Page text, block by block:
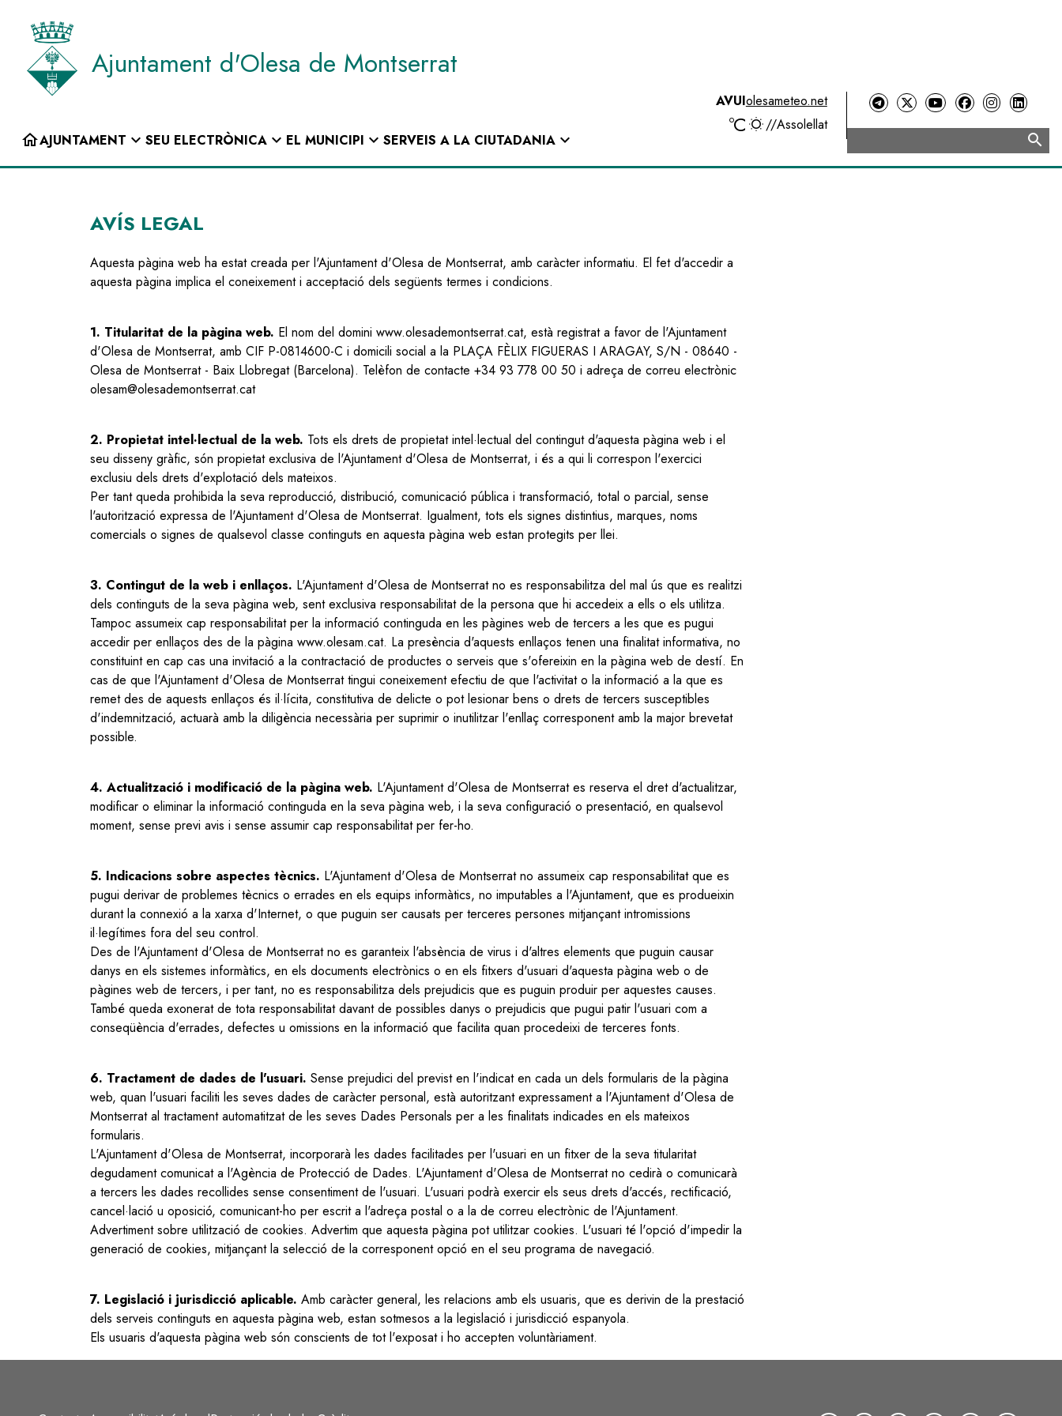
contingut
Ajuntament d'Olesa de Montserrat
Navegació
INICI
homeAJUNTAMENT expand_more SEU ELECTRÒNICAexpand_more EL MUNICIPI expand_more SERVEIS A LA CIUTADANIAexpand_more
AVUIolesameteo.net
ºC //Assolellat
search
AVÍS LEGAL
Aquesta pàgina web ha estat creada per l'Ajuntament d'Olesa de Montserrat, amb caràcter informatiu. El fet d'accedir a
aquesta pàgina implica el coneixement i acceptació dels següents termes i condicions.
1. Titularitat de la pàgina web. El nom del domini www.olesademontserrat.cat, està registrat a favor de l'Ajuntament
d'Olesa de Montserrat, amb CIF P-0814600-C i domicili social a la PLAÇA FÈLIX FIGUERAS I ARAGAY, S/N - 08640 -
Olesa de Montserrat - Baix Llobregat (Barcelona). Telèfon de contacte +34 93 778 00 50 i adreça de correu electrònic
olesam@olesademontserrat.cat
2. Propietat intel·lectual de la web. Tots els drets de propietat intel·lectual del contingut d'aquesta pàgina web i el
seu disseny gràfic, són propietat exclusiva de l'Ajuntament d'Olesa de Montserrat, i és a qui li correspon l'exercici
exclusiu dels drets d'explotació dels mateixos.
Per tant queda prohibida la seva reproducció, distribució, comunicació pública i transformació, total o parcial, sense
l'autorització expressa de l'Ajuntament d'Olesa de Montserrat. Igualment, tots els signes distintius, marques, noms
comercials o signes de qualsevol classe continguts en aquesta pàgina web estan protegits per llei.
3. Contingut de la web i enllaços. L'Ajuntament d'Olesa de Montserrat no es responsabilitza del mal ús que es realitzi
dels continguts de la seva pàgina web, sent exclusiva responsabilitat de la persona que hi accedeix a ells o els utilitza.
Tampoc assumeix cap responsabilitat per la informació continguda en les pàgines web de tercers a les que es pugui
accedir per enllaços des de la pàgina www.olesam.cat. La presència d'aquests enllaços tenen una finalitat informativa, no
constituint en cap cas una invitació a la contractació de productes o serveis que s'ofereixin en la pàgina web de destí. En
cas de que l'Ajuntament d'Olesa de Montserrat tingui coneixement efectiu de que l'activitat o la informació a la que es
remet des de aquests enllaços és il·lícita, constitutiva de delicte o pot lesionar bens o drets de tercers susceptibles
d'indemnització, actuarà amb la diligència necessària per suprimir o inutilitzar l'enllaç corresponent amb la major brevetat
possible.
4. Actualització i modificació de la pàgina web. L'Ajuntament d'Olesa de Montserrat es reserva el dret d'actualitzar,
modificar o eliminar la informació continguda en la seva pàgina web, i la seva configuració o presentació, en qualsevol
moment, sense previ avis i sense assumir cap responsabilitat per fer-ho.
5. Indicacions sobre aspectes tècnics. L'Ajuntament d'Olesa de Montserrat no assumeix cap responsabilitat que es
pugui derivar de problemes tècnics o errades en els equips informàtics, no imputables a l'Ajuntament, que es produeixin
durant la connexió a la xarxa d'Internet, o que puguin ser causats per terceres persones mitjançant intromissions
il·legítimes fora del seu control.
Des de l'Ajuntament d'Olesa de Montserrat no es garanteix l'absència de virus i d'altres elements que puguin causar
danys en els sistemes informàtics, en els documents electrònics o en els fitxers d'usuari d'aquesta pàgina web o de
pàgines web de tercers, i per tant, no es responsabilitza dels prejudicis que es puguin produir per aquestes causes.
També queda exonerat de tota responsabilitat davant de possibles danys o prejudicis que pugui patir l'usuari com a
conseqüència d'errades, defectes u omissions en la informació que facilita quan procedeixi de terceres fonts.
6. Tractament de dades de l'usuari. Sense prejudici del previst en l'indicat en cada un dels formularis de la pàgina
web, quan l'usuari faciliti les seves dades de caràcter personal, està autoritzant expressament a l'Ajuntament d'Olesa de
Montserrat al tractament automatitzat de les seves Dades Personals per a les finalitats indicades en els mateixos
formularis.
L'Ajuntament d'Olesa de Montserrat, incorporarà les dades facilitades per l'usuari en un fitxer de la seva titularitat
degudament comunicat a l'Agència de Protecció de Dades. L'Ajuntament d'Olesa de Montserrat no cedirà o comunicarà
a tercers les dades recollides sense consentiment de l'usuari. L'usuari podrà exercir els seus drets d'accés, rectificació,
cancel·lació u oposició, comunicant-ho per escrit a l'adreça postal o a la de correu electrònic de l'Ajuntament.
Advertiment sobre utilització de cookies. Advertim que aquesta pàgina pot utilitzar cookies. L'usuari té l'opció d'impedir la
generació de cookies, mitjançant la selecció de la corresponent opció en el seu programa de navegació.
7. Legislació i jurisdicció aplicable. Amb caràcter general, les relacions amb els usuaris, que es derivin de la prestació
dels serveis continguts en aquesta pàgina web, estan sotmesos a la legislació i jurisdicció espanyola.
Els usuaris d'aquesta pàgina web són conscients de tot l'exposat i ho accepten voluntàriament.